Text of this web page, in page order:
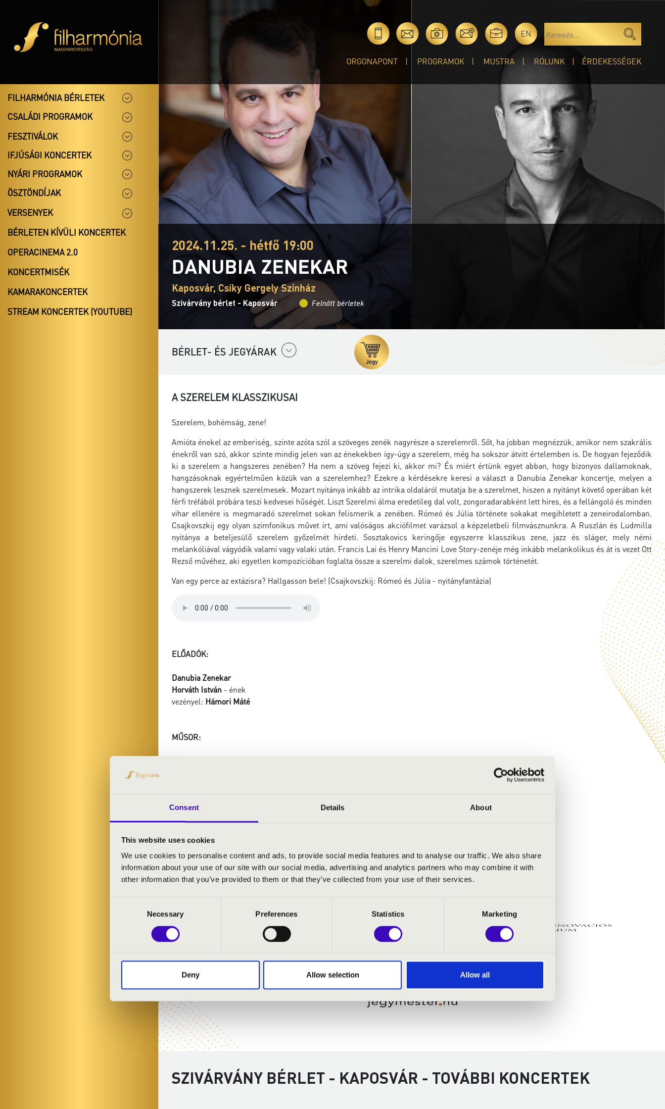
Consent Details About
This website uses cookies
We use cookies to personalise content and ads, to provide social media features and to analyse our traffic. We also share
information about your use of our site with our social media, advertising and analytics partners who may combine it with
other information that you’ve provided to them or that they’ve collected from your use of their services.
Necessary Preferences Statistics Marketing
Deny Allow selection Allow all
EN
ORGONAPONT PROGRAMOK MUSTRA RÓLUNK ÉRDEKESSÉGEK
FILHARMÓNIA BÉRLETEK
CSALÁDI PROGRAMOK
FESZTIVÁLOK
IFJÚSÁGI KONCERTEK
NYÁRI PROGRAMOK
ÖSZTÖNDÍJAK
VERSENYEK
BÉRLETEN KÍVÜLI KONCERTEK
OPERACINEMA 2.0
KONCERTMISÉK
KAMARAKONCERTEK
STREAM KONCERTEK (YOUTUBE)
2024.11.25. - hétfő 19:00
DANUBIA ZENEKAR
Kaposvár, Csiky Gergely Színház
Szivárvány bérlet - Kaposvár Felnőtt bérletek
BÉRLET- ÉS JEGYÁRAK
A SZERELEM KLASSZIKUSAI
Szerelem, bohémság, zene!
Amióta énekel az emberiség, szinte azóta szól a szöveges zenék nagyrésze a szerelemről. Sőt, ha jobban megnézzük, amikor nem szakrális
énekről van szó, akkor szinte mindig jelen van az énekekben így-úgy a szerelem, még ha sokszor átvitt értelemben is. De hogyan fejeződik
ki a szerelem a hangszeres zenében? Ha nem a szöveg fejezi ki, akkor mi? És miért értünk egyet abban, hogy bizonyos dallamoknak,
hangzásoknak egyértelműen közük van a szerelemhez? Ezekre a kérdésekre keresi a választ a Danubia Zenekar koncertje, melyen a
hangszerek lesznek szerelmesek. Mozart nyitánya inkább az intrika oldaláról mutatja be a szerelmet, hiszen a nyitányt követő operában két
férfi tréfából próbára teszi kedvesei hűségét. Liszt Szerelmi álma eredetileg dal volt, zongoradarabként lett híres, és a fellángoló és minden
vihar ellenére is megmaradó szerelmet sokan felismerik a zenében. Rómeó és Júlia története sokakat megihletett a zeneirodalomban.
Csajkovszkij egy olyan szimfonikus művet írt, ami valóságos akciófilmet varázsol a képzeletbeli filmvásznunkra. A Ruszlán és Ludmilla
nyitánya a beteljesülő szerelem győzelmét hirdeti. Sosztakovics keringője egyszerre klasszikus zene, jazz és sláger, mely némi
melankóliával vágyódik valami vagy valaki után. Francis Lai és Henry Mancini Love Story-zenéje még inkább melankolikus és át is vezet Ott
Rezső művéhez, aki egyetlen kompozícióban foglalta össze a szerelmi dalok, szerelmes számok történetét.
Van egy perce az extázisra? Hallgasson bele! (Csajkovszkij: Rómeó és Júlia - nyitányfantázia)
ELŐADÓK:
Danubia Zenekar
Horváth István - ének
vezényel: Hámori Máté
MŰSOR:
Berlioz: Fantasztikus szimfónia, II. Bál
Shostakovich: 2. Varieté szvit, VI. Második keringő
Ott Rezső: Love(song hi)story
SZIVÁRVÁNY BÉRLET - KAPOSVÁR - TOVÁBBI KONCERTEK